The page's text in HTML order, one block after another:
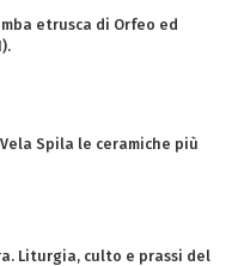
etrusca di Orfeo ed
Vela Spila le ceramiche più
Liturgia, culto e prassi del